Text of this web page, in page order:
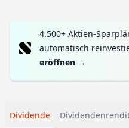
4.500+ Aktien-
automatisch
eröffnen →
Dividende